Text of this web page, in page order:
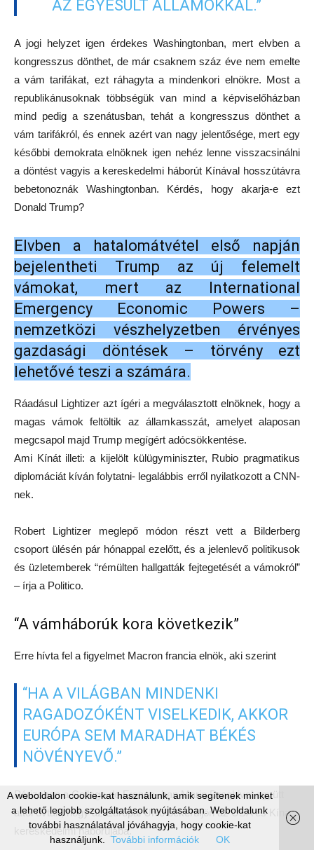
AZ EGYESÜLT ÁLLAMOKKAL.”
A jogi helyzet igen érdekes Washingtonban, mert elvben a
kongresszus dönthet, de már csaknem száz éve nem emelte
a vám tarifákat, ezt ráhagyta a mindenkori elnökre. Most a
republikánusoknak többségük van mind a képviselőházban
mind pedig a szenátusban, tehát a kongresszus dönthet a
vám tarifákról, és ennek azért van nagy jelentősége, mert egy
későbbi demokrata elnöknek igen nehéz lenne visszacsinálni
a döntést vagyis a kereskedelmi háborút Kínával hosszútávra
bebetonoznák Washingtonban. Kérdés, hogy akarja-e ezt
Donald Trump?
Elvben a hatalomátvétel első napján
bejelentheti Trump az új felemelt
vámokat, mert az International
Emergency Economic Powers –
nemzetközi vészhelyzetben érvényes
gazdasági döntések – törvény ezt
lehetővé teszi a számára.
Ráadásul Lightizer azt ígéri a megválasztott elnöknek, hogy a
magas vámok feltöltik az államkasszát, amelyet alaposan
megcsapol majd Trump megígért adócsökkentése.
Ami Kínát illeti: a kijelölt külügyminiszter, Rubio pragmatikus
diplomáciát kíván folytatni- legalábbis erről nyilatkozott a CNN-
nek.
Robert Lightizer meglepő módon részt vett a Bilderberg
csoport ülésén pár hónappal ezelőtt, és a jelenlevő politikusok
és üzletemberek “rémülten hallgatták fejtegetését a vámokról”
– írja a Politico.
“A vámháborúk kora következik”
Erre hívta fel a figyelmet Macron francia elnök, aki szerint
“HA A VILÁGBAN MINDENKI
RAGADOZÓKÉNT VISELKEDIK, AKKOR
EURÓPA SEM MARADHAT BÉKÉS
NÖVÉNYEVŐ.”
Párizsban a College de France- ban Mario Draghival együtt
attól óvtak, hogy az Európai Unió bekerüljön az USA és Kína
kereskedelmi háborújába.
A weboldalon cookie-kat használunk, amik segítenek minket
a lehető legjobb szolgáltatások nyújtásában. Weboldalunk
további használatával jóváhagyja, hogy cookie-kat
használjunk.
További információk OK